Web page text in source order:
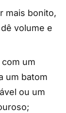
mais bonito,
volume e
um
um batom
ou um